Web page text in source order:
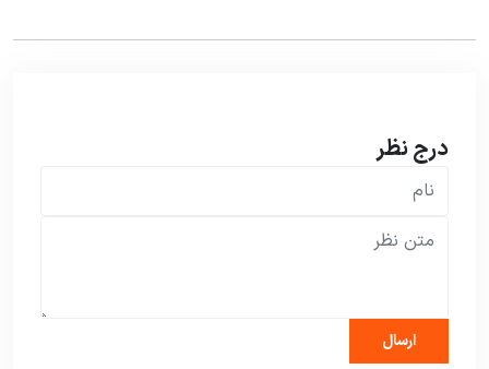
درج نظر